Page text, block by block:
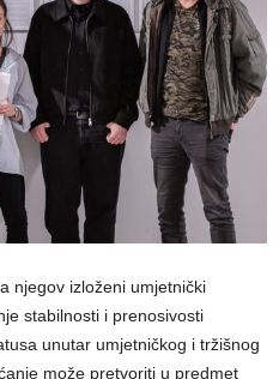
njegov izloženi umjetnički
stabilnosti i prenosivosti
unutar umjetničkog i tržišnog
može pretvoriti u predmet